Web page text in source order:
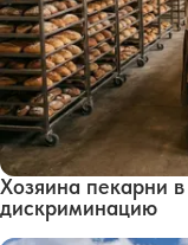
Хозяина пекарни
дискриминацию